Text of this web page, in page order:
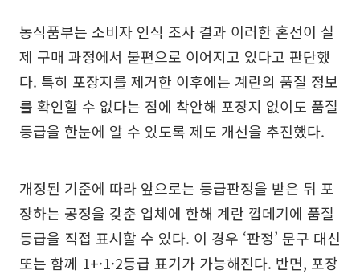
농식품부는 소비자 인식 조사 결과 이러한 혼선이 실
제 구매 과정에서 불편으로 이어지고 있다고 판단했
다. 특히 포장지를 제거한 이후에는 계란의 품질 정보
를 확인할 수 없다는 점에 착안해 포장지 없이도 품질
등급을 한눈에 알 수 있도록 제도 개선을 추진했다.
개정된 기준에 따라 앞으로는 등급판정을 받은 뒤 포
장하는 공정을 갖춘 업체에 한해 계란 껍데기에 품질
등급을 직접 표시할 수 있다. 이 경우 ‘판정’ 문구 대신
또는 함께 1+·1·2등급 표기가 가능해진다. 반면, 포장